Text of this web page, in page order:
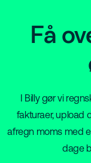
Få
I Billy gør vi
fakturaer, upload
afregn moms med
dage